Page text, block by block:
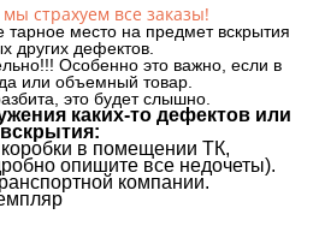
страхуем все заказы!
тарное место на предмет вскрытия
других дефектов.
Особенно это важно, если в
или объемный товар.
это будет слышно.
каких-то дефектов или
вскрытия:
в помещении ТК,
опишите все недочеты).
компании.